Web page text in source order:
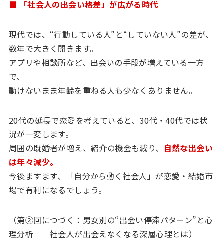
■ 「社会人の出会い格差」が広がる時代
現代では、“行動している人”と“していない人”の差が、
数年で大きく開きます。
アプリや相談所など、出会いの手段が増えている一方
で、
動けないまま年齢を重ねる人も少なくありません。
20代の延長で恋愛を考えていると、30代・40代では状
況が一変します。
周囲の既婚者が増え、紹介の機会も減り、 自然な出会い
は年々減少。
今後ますます、「自分から動く社会人」が恋愛・結婚市
場で有利になるでしょう。
（第②回につづく：男女別の“出会い停滞パターン”と心
理分析──社会人が出会えなくなる深層心理とは）